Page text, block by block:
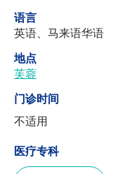
语言
英语、马来语华语
地点
芙蓉
门诊时间
不适用
医疗专科